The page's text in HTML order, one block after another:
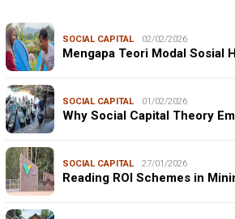
SOCIAL CAPITAL 02/02/2026
Mengapa Teori Modal Sosial
SOCIAL CAPITAL 01/02/2026
Why Social Capital Theory
SOCIAL CAPITAL 27/01/2026
Reading ROI Schemes in